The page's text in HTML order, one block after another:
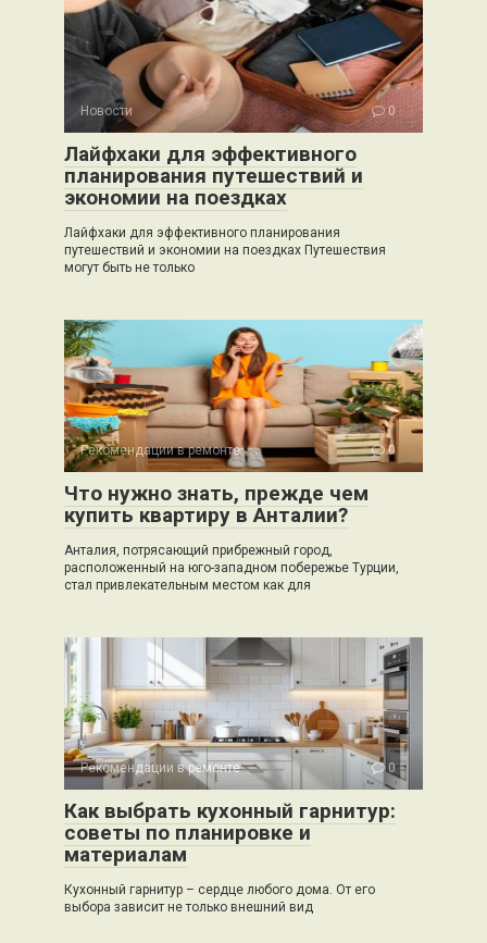
Новости 0
Лайфхаки для эффективного
планирования путешествий и
экономии на поездках
Лайфхаки для эффективного планирования
путешествий и экономии на поездках Путешествия
могут быть не только
Рекомендации в ремонте 0
Что нужно знать, прежде чем
купить квартиру в Анталии?
Анталия, потрясающий прибрежный город,
расположенный на юго-западном побережье Турции,
стал привлекательным местом как для
Рекомендации в ремонте 0
Как выбрать кухонный гарнитур:
советы по планировке и
материалам
Кухонный гарнитур – сердце любого дома. От его
выбора зависит не только внешний вид